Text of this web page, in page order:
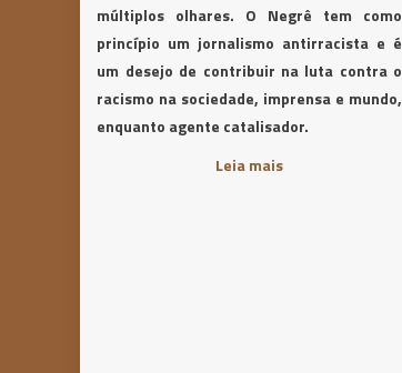
múltiplos olhares. O Negrê tem como
princípio um jornalismo antirracista e é
um desejo de contribuir na luta contra o
racismo na sociedade, imprensa e mundo,
enquanto agente catalisador.
Leia mais